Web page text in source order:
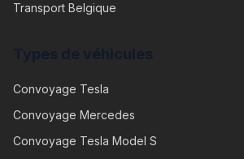
Transport Belgique
Convoyage Tesla
Convoyage Mercedes
Convoyage Tesla Model S